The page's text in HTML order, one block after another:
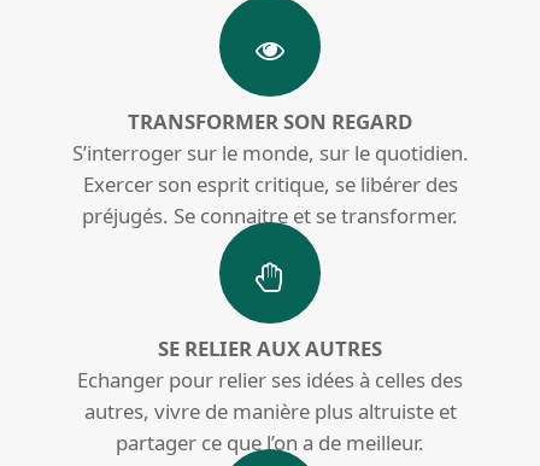
TRANSFORMER SON REGARD
S’interroger sur le monde, sur le quotidien.
Exercer son esprit critique, se libérer des
préjugés. Se connaitre et se transformer.
SE RELIER AUX AUTRES
Echanger pour relier ses idées à celles des
autres, vivre de manière plus altruiste et
partager ce que l’on a de meilleur.